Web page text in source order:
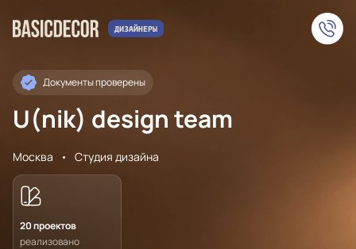
Документы проверены
U(nik) design team
Москва Студия дизайна
20 проектов
реализовано